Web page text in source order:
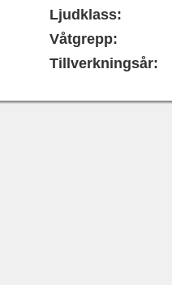
Ljudklass:
Våtgrepp:
Tillverkningsår: